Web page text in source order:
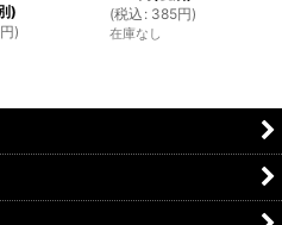
)
円)
(税込 : 385円)
在庫なし